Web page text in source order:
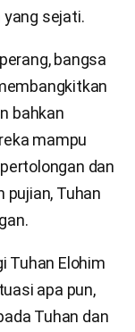
yang sejati.
bangsa
bahkan
mampu
dan
pujian, Tuhan
Tuhan Elohim
apa pun,
Tuhan dan